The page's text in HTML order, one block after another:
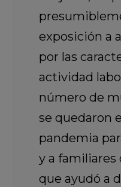
exposición a
por las
actividad
número de
se quedaron
pandemia
y a familiares
que ayudó a